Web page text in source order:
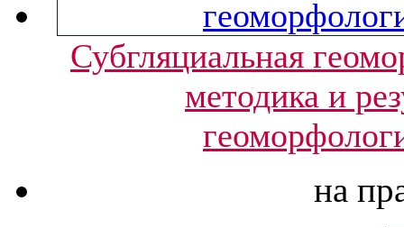
Субгляциальная
методика и
на